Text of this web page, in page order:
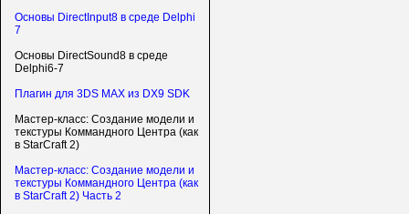
Основы DirectInput8 в среде Delphi
7
Основы DirectSound8 в среде
Delphi6-7
Плагин для 3DS MAX из DX9 SDK
Мастер-класс: Создание модели и
текстуры Коммандного Центра (как
в StarCraft 2)
Мастер-класс: Создание модели и
текстуры Коммандного Центра (как
в StarCraft 2) Часть 2